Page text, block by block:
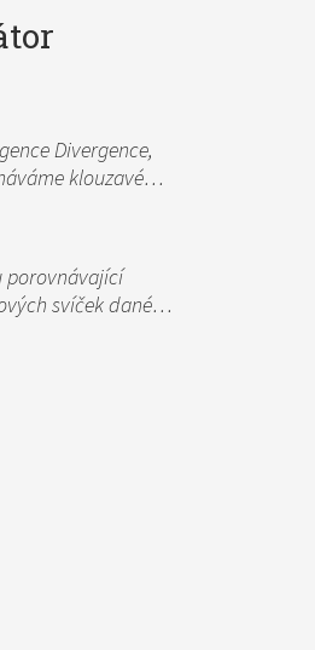
Divergence,
klouzavé…
porovnávající
svíček dané…